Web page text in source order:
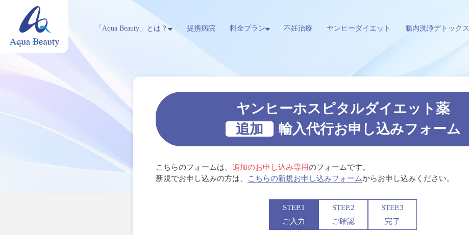
「Aqua Beauty」とは？ 提携病院 料金プラン 不妊治療 ヤンヒーダイエット 腸内洗浄デトックス
ヤンヒーホスピタルダイエット薬
追加
輸入代行お申し込みフォーム
こちらのフォームは、 追加のお申し込み専用のフォームです。
新規でお申し込みの方は、
こちらの新規お申し込みフォームからお申し込みください。
STEP.1
ご入力
STEP.2
ご確認
STEP.3
完了